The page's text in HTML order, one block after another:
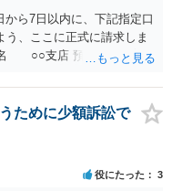
ら7日以内に、下記指定口
、ここに正式に請求しま
○○支店 預金種別 普通
る意思がないものと判断
対する遅延損害金の支払い
的手続を直ちに講じま
法令上認められる金員につ
じめ申し添えます。 本件
生じた返還義務の履行を
ために少額訴訟で
役にたった 3